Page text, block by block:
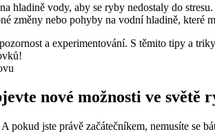
hladině vody, aby se ryby nedostaly do
změny⁣ nebo pohyby na vodní ⁣hladině, které
a experimentování.⁢ S těmito tipy a
nové možnosti ve světě
jste‍ právě začátečníkem, nemusíte se